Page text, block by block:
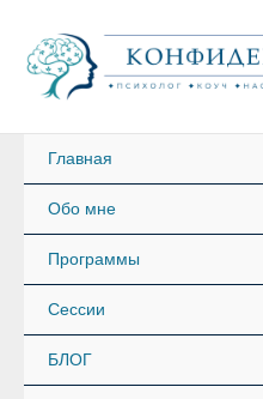
содержимому
Главная
Обо мне
Программы
Сессии
БЛОГ